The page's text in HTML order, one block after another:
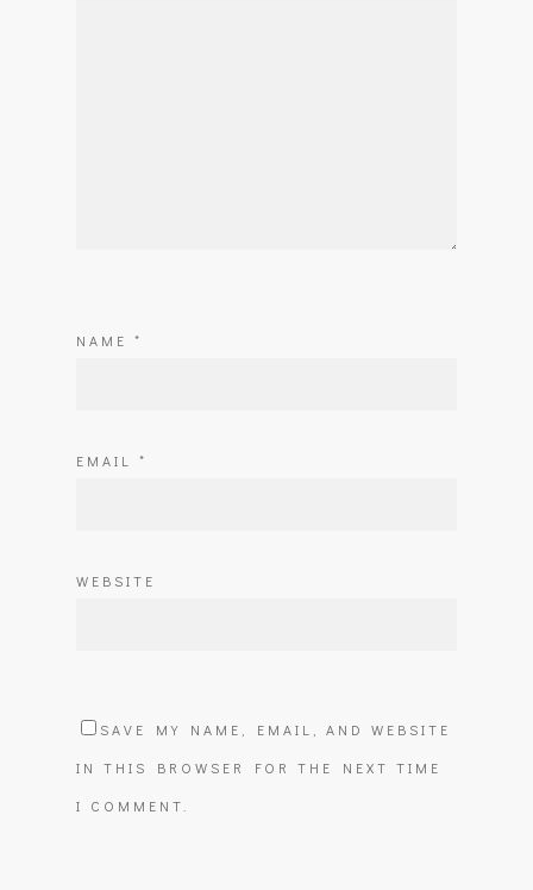
NAME *
EMAIL *
WEBSITE
SAVE MY NAME, EMAIL, AND WEBSITE
IN THIS BROWSER FOR THE NEXT TIME
I COMMENT.